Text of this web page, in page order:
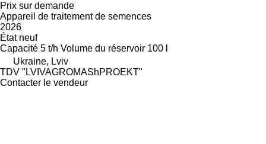
Prix sur demande
Appareil de traitement de semences
2026
Étatneuf
Capacité 5 t/h Volume du réservoir 100 l
Ukraine, Lviv
TDV "LVIVAGROMAShPROEKT"
Contacter le vendeur